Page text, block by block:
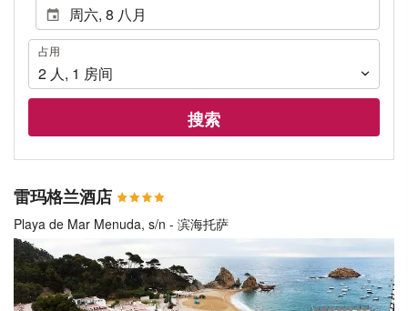
占
用
占用
2 人, 1 房间
搜索
雷玛格兰酒店
Playa de Mar Menuda, s/n - 滨海托萨